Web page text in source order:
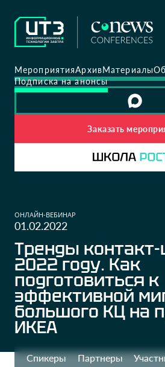
МероприятияАрхивМатериалы
Подписка на анонсы
Заказать
ОНЛАЙН-ВЕБИНАР
01.02.2022
Тренды контакт-
2022 году. Как
подготовиться к
эффективной
большого КЦ на
ИКЕА
Спикеры Партнеры